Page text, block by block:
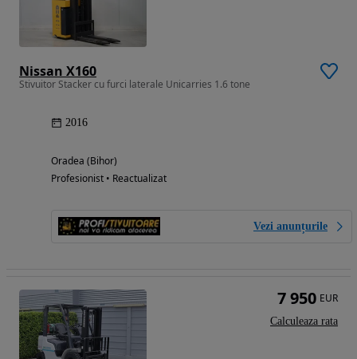
Nissan X160
Stivuitor Stacker cu furci laterale Unicarries 1.6 tone
2016
Oradea (Bihor)
Profesionist • Reactualizat
Vezi anunțurile
7 950 EUR
Calculeaza rata